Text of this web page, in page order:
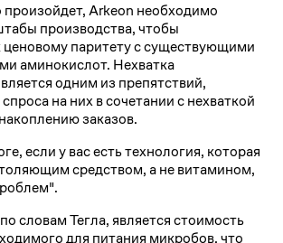
Arkeon необходимо
производства, чтобы
ценовому паритету с существующими
аминокислот. Нехватка
одним из препятствий,
на них в сочетании с нехваткой
заказов.
если у вас есть технология, которая
средством, а не витамином,
словам Тегла, является стоимость
для питания микробов, что